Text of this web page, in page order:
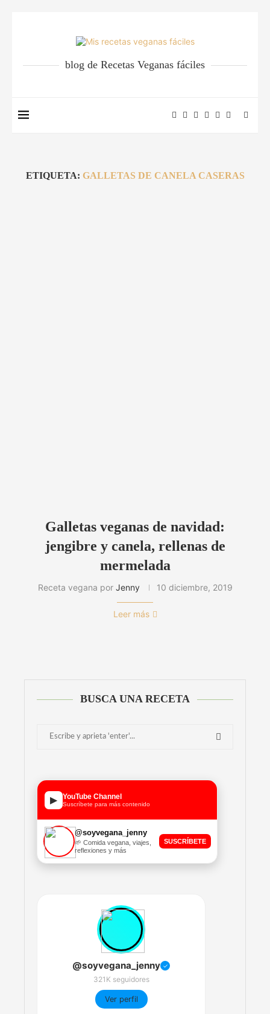
blog de Recetas Veganas fáciles
ETIQUETA: GALLETAS DE CANELA CASERAS
Galletas veganas de navidad:
jengibre y canela, rellenas de
mermelada
Receta vegana por Jenny 10 diciembre, 2019
Leer más
BUSCA UNA RECETA
▶ YouTube Channel
Suscríbete para más contenido
@soyvegana_jenny
🌱 Comida vegana, viajes,
reflexiones y más
SUSCRÍBETE
@soyvegana_jenny ✓
321K seguidores
Ver perfil